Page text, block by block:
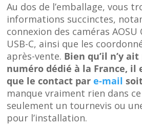
Au dos de l’emballage, vous
informations succinctes,
connexion des caméras AOSU
USB-C, ainsi que les
après-vente. Bien qu’il n’y
numéro dédié à la France, il
que le contact pare-mail
manque vraiment rien dans
seulement un tournevis ou
pour l’installation.